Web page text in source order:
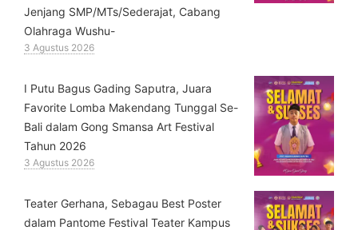
Jenjang SMP/MTs/Sederajat, Cabang
Olahraga Wushu-
3 Agustus 2026
I Putu Bagus Gading Saputra, Juara
Favorite Lomba Makendang Tunggal Se-
Bali dalam Gong Smansa Art Festival
Tahun 2026
3 Agustus 2026
Teater Gerhana, Sebagau Best Poster
dalam Pantome Festival Teater Kampus